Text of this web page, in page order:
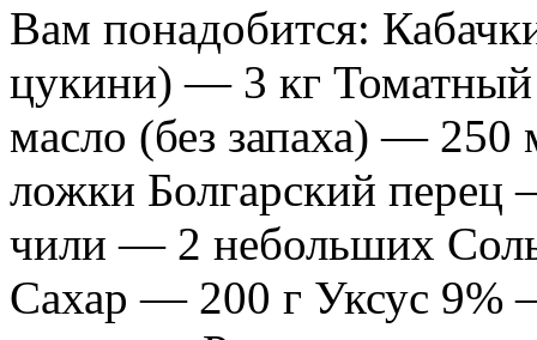
Вам понадобится:
цукини) — 3 кг
масло (без запаха) — 250
ложки Болгарский
чили — 2 небольших
Сахар — 200 г Уксус 9%